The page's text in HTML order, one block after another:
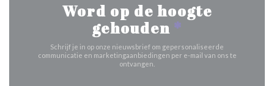
Word op de hoogte
gehouden *
Schrijf je in op onze nieuwsbrief om gepersonaliseerde
communicatie en marketingaanbiedingen per e-mail van ons te
ontvangen.